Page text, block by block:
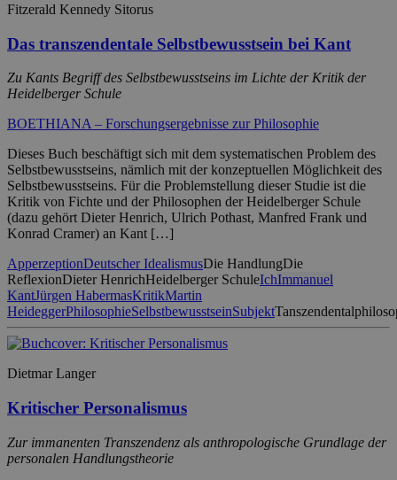
Fitzerald Kennedy Sitorus
Das transzendentale Selbstbewusstsein bei Kant
Zu Kants Begriff des Selbstbewusstseins im Lichte der Kritik der
Heidelberger Schule
BOETHIANA – Forschungsergebnisse zur Philosophie
Dieses Buch beschäftigt sich mit dem systematischen Problem des
Selbstbewusstseins, nämlich mit der konzeptuellen Möglichkeit des
Selbstbewusstseins. Für die Problemstellung dieser Studie ist die
Kritik von Fichte und der Philosophen der Heidelberger Schule
(dazu gehört Dieter Henrich, Ulrich Pothast, Manfred Frank und
Konrad Cramer) an Kant […]
ApperzeptionDeutscher IdealismusDie HandlungDie
ReflexionDieter HenrichHeidelberger SchuleIchImmanuel
KantJürgen HabermasKritikMartin
HeideggerPhilosophieSelbstbewusstseinSubjekt
Dietmar Langer
Kritischer Personalismus
Zur immanenten Transzendenz als anthropologische Grundlage der
personalen Handlungstheorie